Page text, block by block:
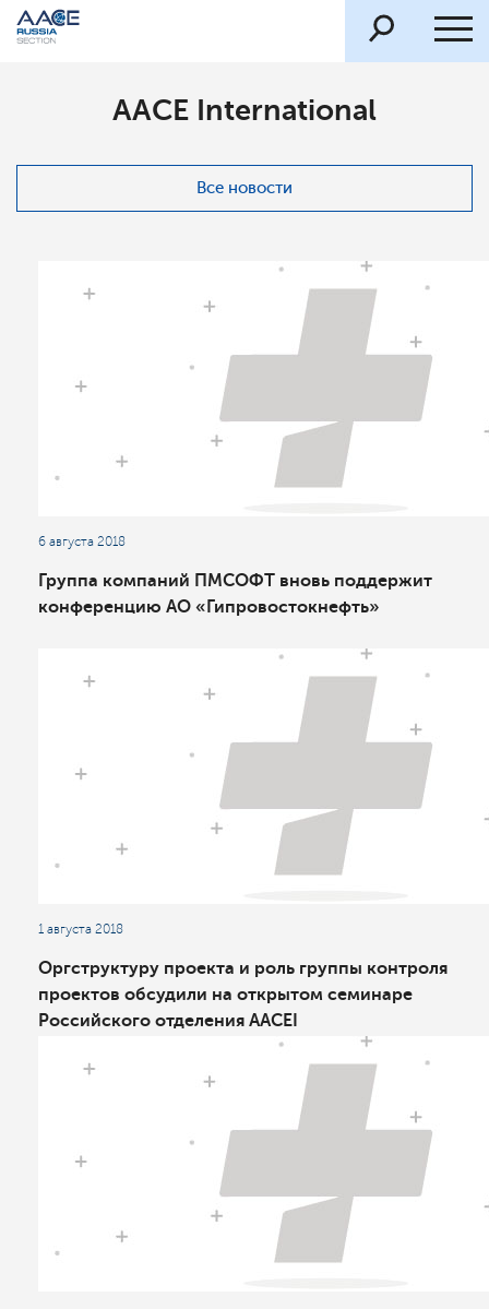
AACE International
Все новости
6 августа 2018
Группа компаний ПМСОФТ вновь поддержит
конференцию АО «Гипровостокнефть»
1 августа 2018
Оргструктуру проекта и роль группы контроля
проектов обсудили на открытом семинаре
Российского отделения AACEI